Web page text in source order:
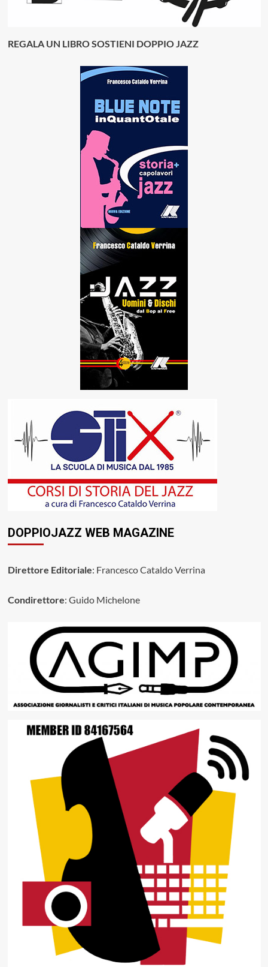
REGALA UN LIBRO SOSTIENI DOPPIO JAZZ
DOPPIOJAZZ WEB MAGAZINE
Direttore Editoriale: Francesco Cataldo Verrina
Condirettore: Guido Michelone